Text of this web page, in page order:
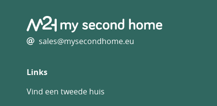
sales@mysecondhome.eu
Links
Vind een tweede huis